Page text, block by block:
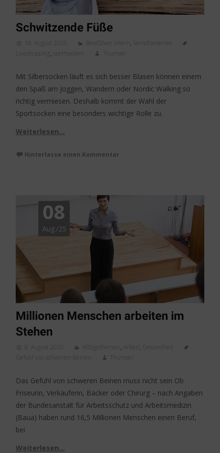
Schwitzende Füße
18. August 2025 BestSilver intern , Verschiedenes
, sportsocken Thumser
Mit Silbersocken läuft es sich besser Blasen können einem
den Spaß am Joggen, Wandern oder Nordic Walking so
richtig vermiesen. Deshalb kommt der Wahl der
Sportsocken eine besonders wichtige Rolle zu.
Weiterlesen…
Hinterlasse einen Kommentar
08
Aug./25
Millionen Menschen arbeiten im
Stehen
8. August 2025 Alltagsthemen , Arbeit,
Gesundheit
Gefühl von schweren Beinen
Thumser
Das Gefühl von schweren Beinen muss nicht sein Ob
Friseurin, Verkäuferin, Bäcker oder Chirurg – nach Angaben
der Bundesanstalt für Arbeitsschutz und Arbeitsmedizin
(Baua) haben rund 16,5 Millionen Menschen einen Beruf,
bei
Weiterlesen…